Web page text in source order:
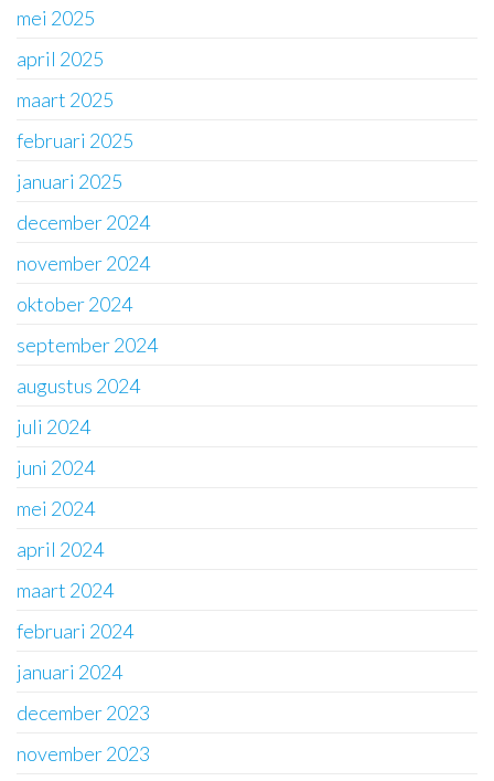
mei 2025
april 2025
maart 2025
februari 2025
januari 2025
december 2024
november 2024
oktober 2024
september 2024
augustus 2024
juli 2024
juni 2024
mei 2024
april 2024
maart 2024
februari 2024
januari 2024
december 2023
november 2023